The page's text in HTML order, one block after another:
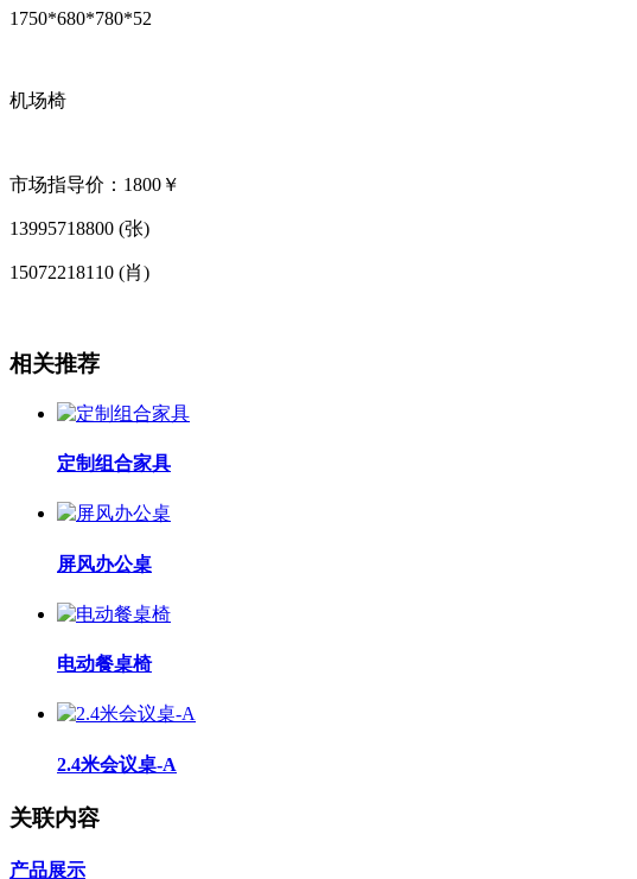
1750*680*780*52
机场椅
市场指导价：1800￥
13995718800 (张)
15072218110 (肖)
相关推荐
定制组合家具
屏风办公桌
电动餐桌椅
2.4米会议桌-A
关联内容
产品展示